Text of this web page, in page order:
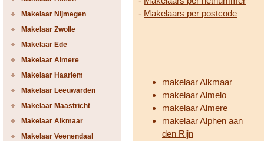
Makelaar Nijmegen
Makelaar Zwolle
Makelaar Ede
Makelaar Almere
Makelaar Haarlem
Makelaar Leeuwarden
Makelaar Maastricht
Makelaar Alkmaar
Makelaar Veenendaal
- Makelaars per postcode
makelaar Alkmaar
makelaar Almelo
makelaar Almere
makelaar Alphen aan
den Rijn